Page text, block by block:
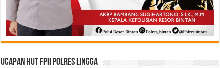
Ucapan HUT FPII Polres Lingga